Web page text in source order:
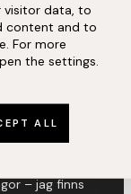
– jag finns
visitor data, to
content and to
For more
the settings.
ALL